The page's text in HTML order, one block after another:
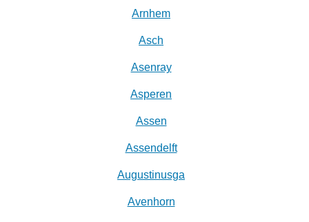
Arnhem
Asch
Asenray
Asperen
Assen
Assendelft
Augustinusga
Avenhorn